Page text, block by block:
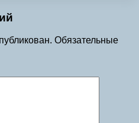
Обязательные